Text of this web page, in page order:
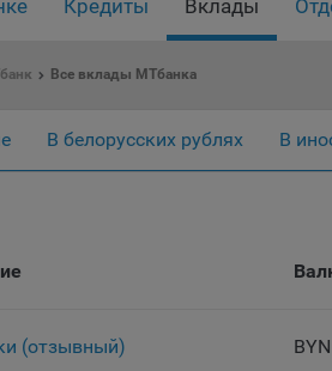
Кредиты Вклады
Все вклады МТбанка
В белорусских рублях В
(отзывный) BYN